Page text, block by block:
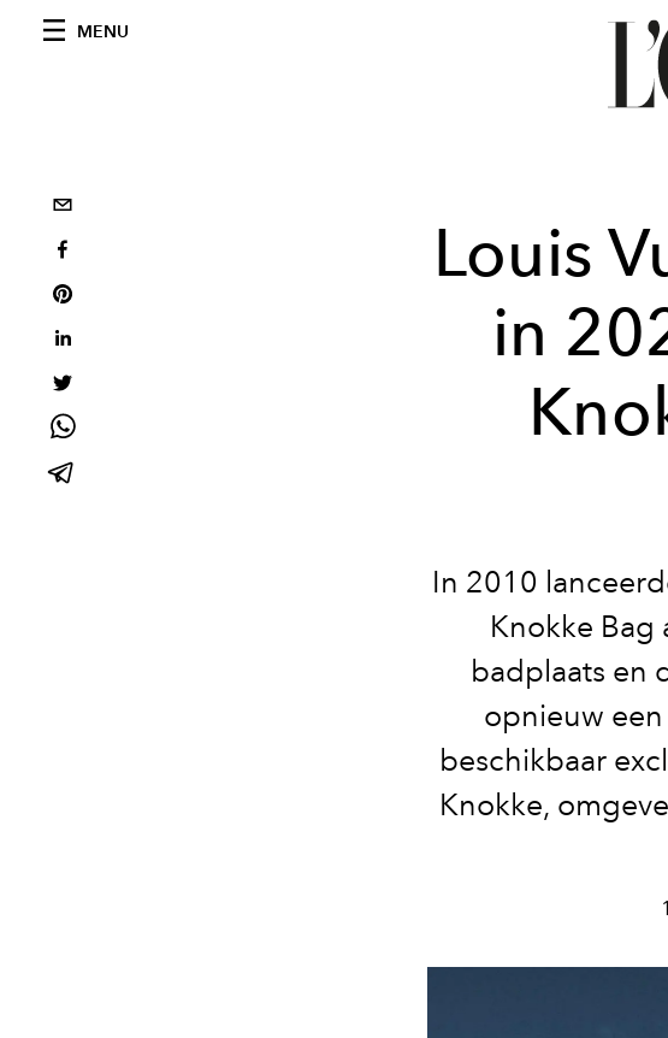
MENU
Louis
in
In 2010
Knokke Bag
badplaats en
opnieuw
beschikbaar
Knokke,